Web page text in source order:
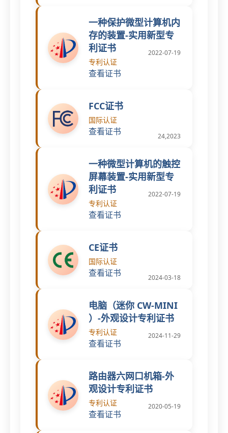
2022-07-19
一种保护微型计算机内
存的装置-实用新型专
利证书
专利认证
查看证书
24,2023
FCC证书
国际认证
查看证书
2022-07-19
一种微型计算机的触控
屏幕装置-实用新型专
利证书
专利认证
查看证书
2024-03-18
CE证书
国际认证
查看证书
2024-11-29
电脑（迷你 CW-MINI
）-外观设计专利证书
专利认证
查看证书
2020-05-19
路由器六网口机箱-外
观设计专利证书
专利认证
查看证书